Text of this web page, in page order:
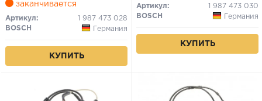
заканчивается
Артикул:
1 987 473 028
BOSCH
Германия
КУПИТЬ
Артикул:
1 987 473 030
BOSCH
Германия
КУПИТЬ